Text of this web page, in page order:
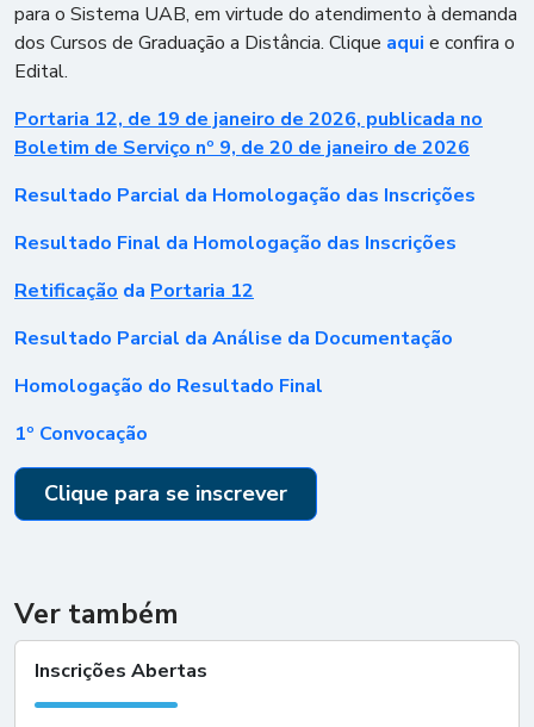
para o Sistema UAB, em virtude do atendimento à demanda
dos Cursos de Graduação a Distância. Clique aqui e confira o
Edital.
Portaria 12, de 19 de janeiro de 2026, publicada no
Boletim de Serviço nº 9, de 20 de janeiro de 2026
Resultado Parcial da Homologação das Inscrições
Resultado Final da Homologação das Inscrições
Retificação da Portaria 12
Resultado Parcial da Análise da Documentação
Homologação do Resultado Final
1º Convocação
Clique para se inscrever
Ver também
Inscrições Abertas